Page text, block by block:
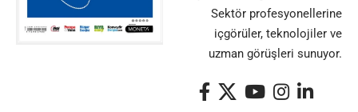
Sektör profesyonellerine
içgörüler, teknolojiler ve
uzman görüşleri sunuyor.